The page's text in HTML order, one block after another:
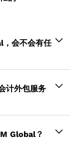
会不会有任
。您的私人
计外包服务
富的经
Global？